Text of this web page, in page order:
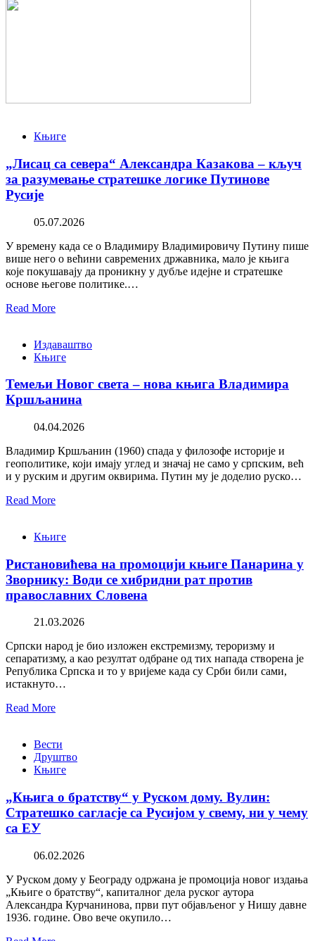
Књиге
„Лисац са севера“ Александра Казакова – кључ
за разумевање стратешке логике Путинове
Русије
05.07.2026
У времену када се о Владимиру Владимировичу Путину пише
више него о већини савремених државника, мало је књига
које покушавају да проникну у дубље идејне и стратешке
основе његове политике.…
Read More
Издаваштво
Књиге
Темељи Новог света – нова књига Владимира
Кршљанина
04.04.2026
Владимир Кршљанин (1960) спада у филозофе историје и
геополитике, који имају углед и значај не само у српским, већ
и у руским и другим оквирима. Путин му је доделио руско…
Read More
Књиге
Ристановићева на промоцији књиге Панарина у
Зворнику: Води се хибридни рат против
православних Словена
21.03.2026
Српски народ је био изложен екстремизму, тероризму и
сепаратизму, а као резултат одбране од тих напада створена је
Република Српска и то у вријеме када су Срби били сами,
истакнуто…
Read More
Вести
Друштво
Књиге
„Књига о братству“ у Руском дому. Вулин:
Стратешко сагласје са Русијом у свему, ни у чему
са ЕУ
06.02.2026
У Руском дому у Београду одржана је промоција новог издања
„Књиге о братству“, капиталног дела руског аутора
Александра Курчанинова, први пут објављеног у Нишу давне
1936. године. Ово вече окупило…